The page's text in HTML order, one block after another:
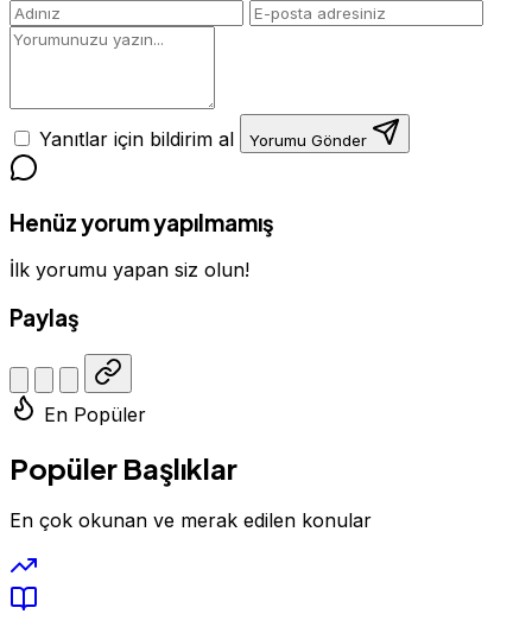
Yanıtlar için bildirim al Yorumu Gönder
Henüz yorum yapılmamış
İlk yorumu yapan siz olun!
Paylaş
En Popüler
Popüler Başlıklar
En çok okunan ve merak edilen konular